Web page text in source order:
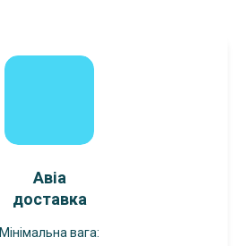
Авіа
доставка
Мінімальна вага: